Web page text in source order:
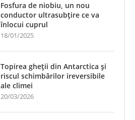
Fosfura de niobiu, un nou
conductor ultrasubțire ce va
înlocui cuprul
18/01/2025
Topirea gheții din Antarctica și
riscul schimbărilor ireversibile
ale climei
20/03/2026